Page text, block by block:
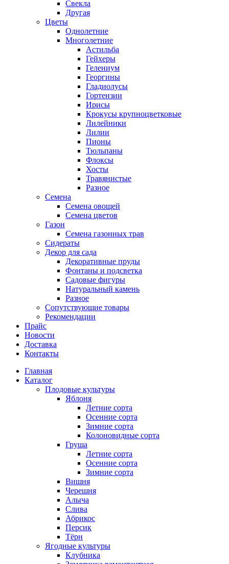
Свекла
Другая
Цветы
Однолетние
Многолетние
Астильба
Гейхеры
Гелениум
Георгины
Гладиолусы
Гортензии
Ирисы
Крокусы крупноцветковые
Лилейники
Лилии
Пионы
Тюльпаны
Флоксы
Хосты
Травянистые
Разное
Семена
Семена овощей
Семена цветов
Газон
Семена газонных трав
Сидераты
Декор для сада
Декоративные пруды
Фонтаны и подсветка
Садовые фигуры
Натуральный камень
Разное
Сопутствующие товары
Рекомендации
Прайс
Новости
Доставка
Контакты
Главная
Каталог
Плодовые культуры
Яблоня
Летние сорта
Осенние сорта
Зимние сорта
Колоновидные сорта
Груша
Летние сорта
Осенние сорта
Зимние сорта
Вишня
Черешня
Алыча
Слива
Абрикос
Персик
Тёрн
Ягодные культуры
Клубника